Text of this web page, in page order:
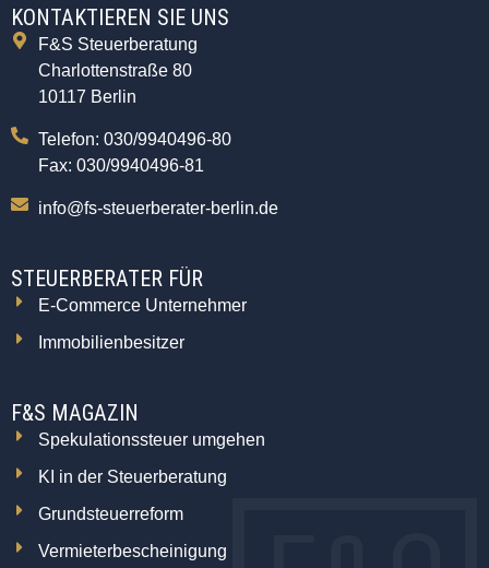
KONTAKTIEREN SIE UNS
F&S Steuerberatung
Charlottenstraße 80
10117 Berlin
Telefon: 030/9940496-80
Fax: 030/9940496-81
info@fs-steuerberater-berlin.de
STEUERBERATER FÜR
E-Commerce Unternehmer
Immobilienbesitzer
F&S MAGAZIN
Spekulationssteuer umgehen
KI in der Steuerberatung
Grundsteuerreform
Vermieterbescheinigung